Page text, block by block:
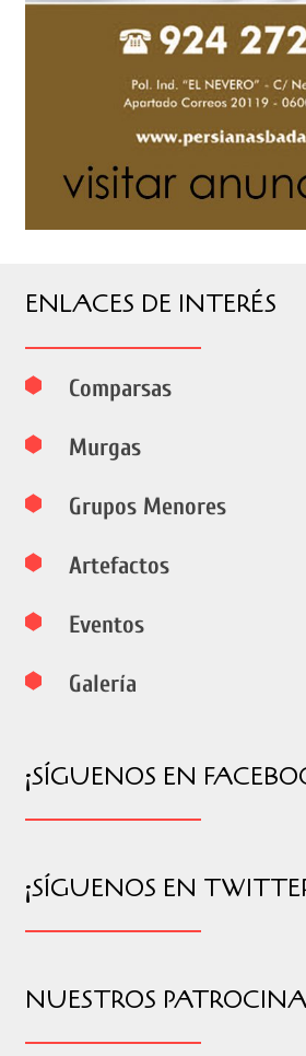
ENLACES DE INTERÉS
Comparsas
Murgas
Grupos Menores
Artefactos
Eventos
Galería
¡SÍGUENOS EN
¡SÍGUENOS EN
NUESTROS